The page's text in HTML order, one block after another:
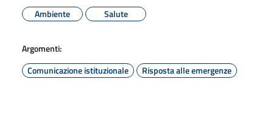
Ambiente
Salute
Argomenti:
Comunicazione istituzionale
Risposta alle emergenze